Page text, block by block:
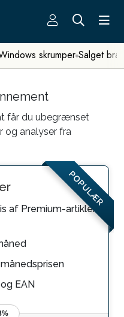
skrumper Salget
får du ubegrænset
og analyser fra
POPULÆR
af Premium-artikler
EAN